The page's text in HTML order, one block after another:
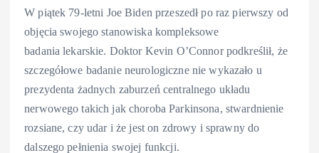
W piątek 79-letni Joe Biden przeszedł po raz pierwszy od
objęcia swojego stanowiska kompleksowe
badania lekarskie. Doktor Kevin O’Connor podkreślił, że
szczegółowe badanie neurologiczne nie wykazało u
prezydenta żadnych zaburzeń centralnego układu
nerwowego takich jak choroba Parkinsona, stwardnienie
rozsiane, czy udar i że jest on zdrowy i sprawny do
dalszego pełnienia swojej funkcji.